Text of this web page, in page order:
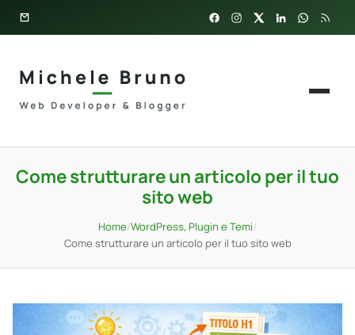
Come strutturare un articolo per il tuo
sito web
Home/WordPress, Plugin e Temi/
Come strutturare un articolo per il tuo sito web